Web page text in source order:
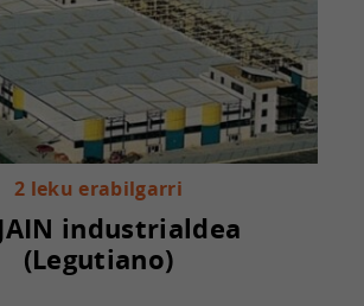
2 leku erabilgarri
industrialdea
(Legutiano)